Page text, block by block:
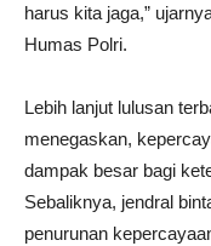
harus kita jaga,”
Humas Polri.
Lebih lanjut lulusan
menegaskan,
dampak besar bagi
Sebaliknya, jendral
penurunan